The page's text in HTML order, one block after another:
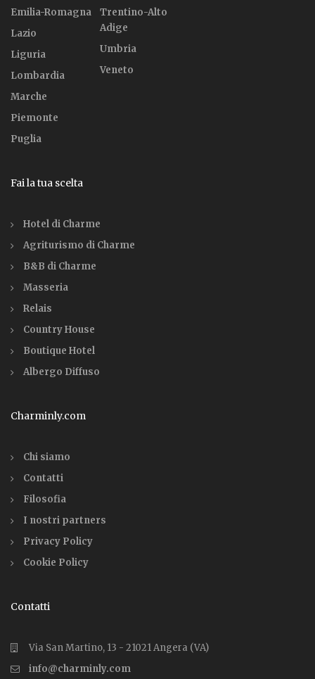
Emilia-Romagna
Lazio
Liguria
Lombardia
Marche
Piemonte
Puglia
Trentino-Alto
Adige
Umbria
Veneto
Fai la tua scelta
Hotel di Charme
Agriturismo di Charme
B&B di Charme
Masseria
Relais
Country House
Boutique Hotel
Albergo Diffuso
Charminly.com
Chi siamo
Contatti
Filosofia
I nostri partners
Privacy Policy
Cookie Policy
Contatti
Via San Martino, 13 - 21021 Angera (VA)
info@charminly.com